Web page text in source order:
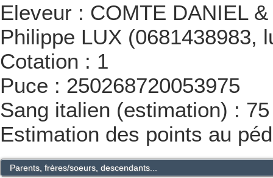
Eleveur : COMTE DANIEL
Philippe LUX (0681438983,
Cotation : 1
Puce : 250268720053975
Sang italien (estimation) :
Estimation des points au
Parents, frères/soeurs, descendants...